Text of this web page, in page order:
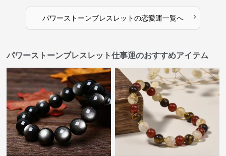
パワーストーンブレスレットの恋愛運一覧へ ›
パワーストーンブレスレット仕事運のおすすめアイテム